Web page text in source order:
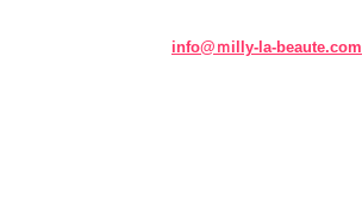
info@ｍilly-la-beaute.com